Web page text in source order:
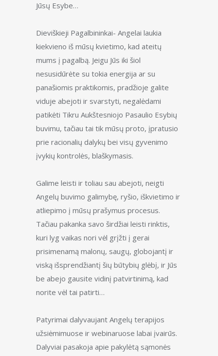
Jūsų Esybe…
Dieviškieji Pagalbininkai- Angelai laukia
kiekvieno iš mūsų kvietimo, kad ateitų
mums į pagalbą. Jeigu Jūs iki šiol
nesusidūrėte su tokia energija ar su
panašiomis praktikomis, pradžioje galite
viduje abejoti ir svarstyti, negalėdami
patikėti Tikru Aukštesniojo Pasaulio Esybių
buvimu, tačiau tai tik mūsų proto, įpratusio
prie racionalių dalykų bei visų gyvenimo
įvykių kontrolės, blaškymasis.
Galime leisti ir toliau sau abejoti, neigti
Angelų buvimo galimybę, ryšio, iškvietimo ir
atliepimo į mūsų prašymus procesus.
Tačiau pakanka savo širdžiai leisti rinktis,
kuri lyg vaikas nori vėl grįžti į gerai
prisimenamą malonų, saugų, globojantį ir
viską išsprendžiantį šių būtybių glėbį, ir Jūs
be abejo gausite vidinį patvirtinimą, kad
norite vėl tai patirti…
Patyrimai dalyvaujant Angelų terapijos
užsiėmimuose ir webinaruose labai įvairūs.
Dalyviai pasakoja apie pakylėtą sąmonės